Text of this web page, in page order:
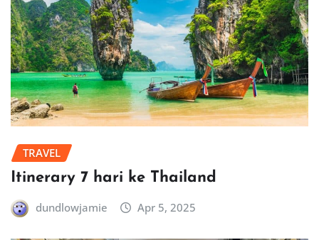
TRAVEL
Itinerary 7 hari ke Thailand
dundlowjamie Apr 5, 2025